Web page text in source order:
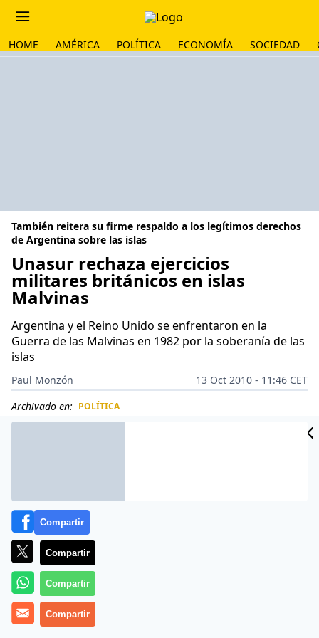
HOME AMÉRICA POLÍTICA ECONOMÍA SOCIEDAD
También reitera su firme respaldo a los legítimos derechos
de Argentina sobre las islas
Unasur rechaza ejercicios
militares británicos en islas
Malvinas
Argentina y el Reino Unido se enfrentaron en la
Guerra de las Malvinas en 1982 por la soberanía de las
islas
Paul Monzón
13 Oct 2010 - 11:46 CET
Archivado en: POLÍTICA
Compartir
Compartir
Compartir
Compartir